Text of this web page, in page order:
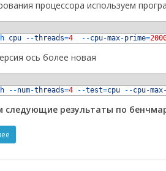
процессора используем
cpu --threads=4 --cpu-max-prime=
ось более новая
--num-threads=4 --test=cpu --cpu-max-
следующие результаты по